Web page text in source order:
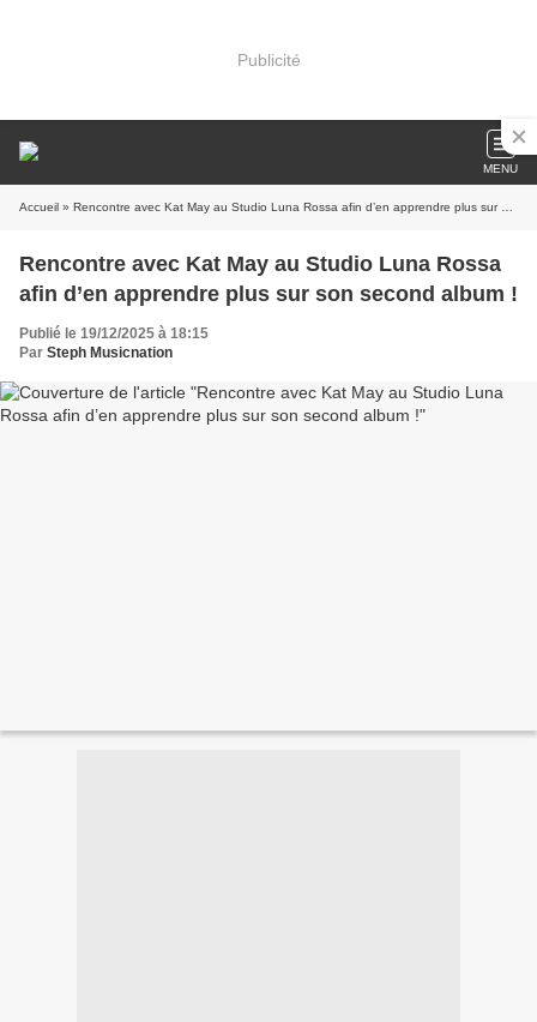
Publicité
MENU
Accueil » Rencontre avec Kat May au Studio Luna Rossa afin d’en apprendre plus sur son second album !
Rencontre avec Kat May au Studio Luna Rossa
afin d’en apprendre plus sur son second album !
Publié le 19/12/2025 à 18:15
Par Steph Musicnation